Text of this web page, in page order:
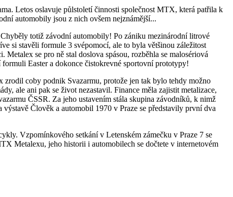
Letos oslavuje půlstoletí činnosti společnost MTX, která patřila k
automobily jsou z nich ovšem nejznámější...
totiž závodní automobily! Po zániku mezinárodní litrové
si stavěli formule 3 svépomocí, ale to byla většinou záležitost
se pro ně stal doslova spásou, rozběhla se malosériová
Easter a dokonce čistokrevné sportovní prototypy!
zrodil coby podnik Svazarmu, protože jen tak bylo tehdy možno
ale ani pak se život nezastavil. Finance měla zajistit metalizace,
ČSSR. Za jeho ustavením stála skupina závodníků, k nimž
Člověk a automobil 1970 v Praze se představily první dva
Vzpomínkového setkání v Letenském zámečku v Praze 7 se
Metalexu, jeho historii i automobilech se dočtete v internetovém